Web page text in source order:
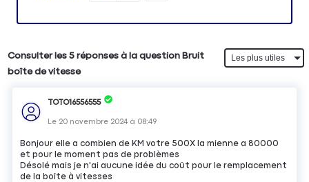
Consulter les 5 réponses à la question Bruit
boîte de vitesse
TOTO16556555
Le 20 novembre 2024 à 08:49
Bonjour elle a combien de KM votre 500X la mienne a 80000
et pour le moment pas de problèmes
Désolé mais je n'ai aucune idée du coût pour le remplacement
de la boîte à vitesses